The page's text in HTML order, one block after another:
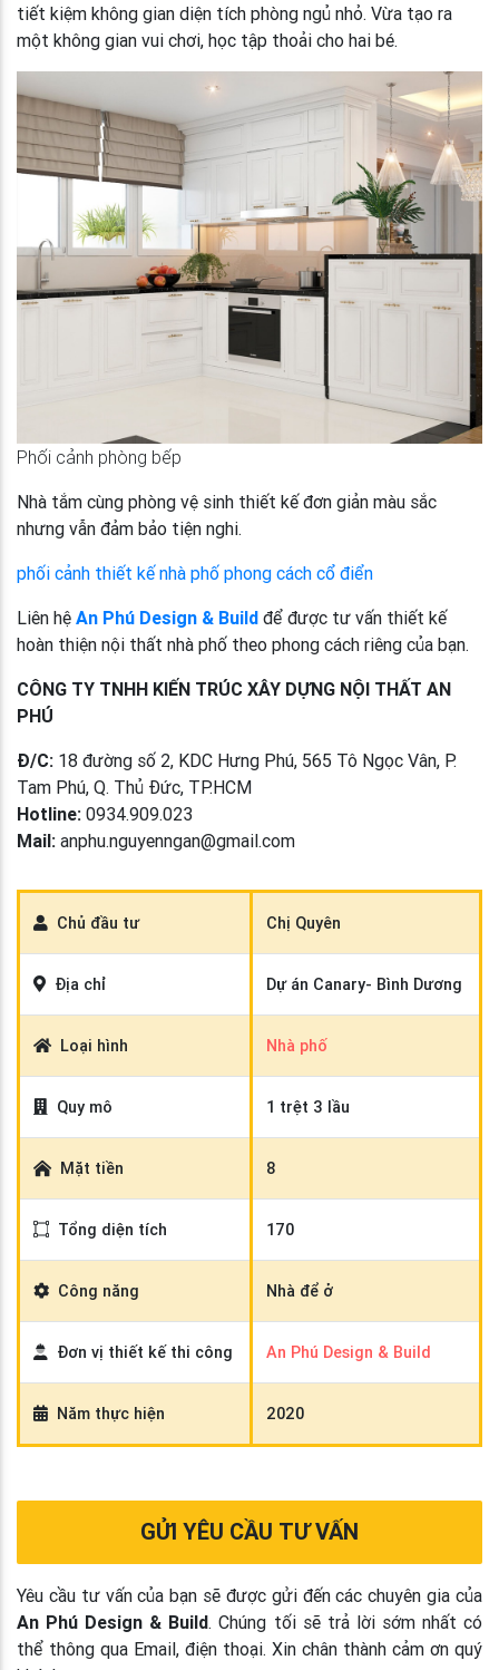
tiết kiệm không gian diện tích phòng ngủ nhỏ. Vừa tạo ra
một không gian vui chơi, học tập thoải cho hai bé.
Phối cảnh phòng bếp
Nhà tắm cùng phòng vệ sinh thiết kế đơn giản màu sắc
nhưng vẫn đảm bảo tiện nghi.
phối cảnh thiết kế nhà phố phong cách cổ điển
Liên hệ An Phú Design & Build để được tư vấn thiết kế
hoàn thiện nội thất nhà phố theo phong cách riêng của bạn.
CÔNG TY TNHH KIẾN TRÚC XÂY DỰNG NỘI THẤT AN
PHÚ
Đ/C: 18 đường số 2, KDC Hưng Phú, 565 Tô Ngọc Vân, P.
Tam Phú, Q. Thủ Đức, TP.HCM
Hotline: 0934.909.023
Mail: anphu.nguyenngan@gmail.com
Chủ đầu tư Chị Quyên
Địa chỉ Dự án Canary- Bình Dương
Loại hình Nhà phố
Quy mô 1 trệt 3 lầu
Mặt tiền 8
Tổng diện tích 170
Công năng Nhà để ở
Đơn vị thiết kế thi công An Phú Design & Build
Năm thực hiện 2020
GỬI YÊU CẦU TƯ VẤN
Yêu cầu tư vấn của bạn sẽ được gửi đến các chuyên gia của
An Phú Design & Build. Chúng tối sẽ trả lời sớm nhất có
thể thông qua Email, điện thoại. Xin chân thành cảm ơn quý